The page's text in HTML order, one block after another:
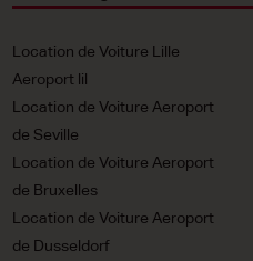
Location de Voiture Lille
Aeroport lil
Location de Voiture Aeroport
de Seville
Location de Voiture Aeroport
de Bruxelles
Location de Voiture Aeroport
de Dusseldorf